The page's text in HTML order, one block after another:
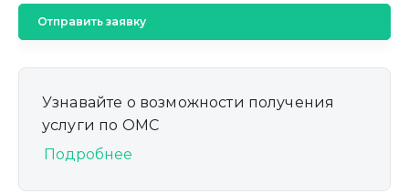
Отправить заявку
Узнавайте о возможности получения
услуги по ОМС
Подробнее